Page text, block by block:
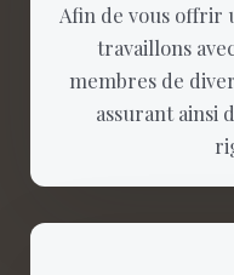
Afin de vous offrir
travaillons
membres de
assurant ainsi